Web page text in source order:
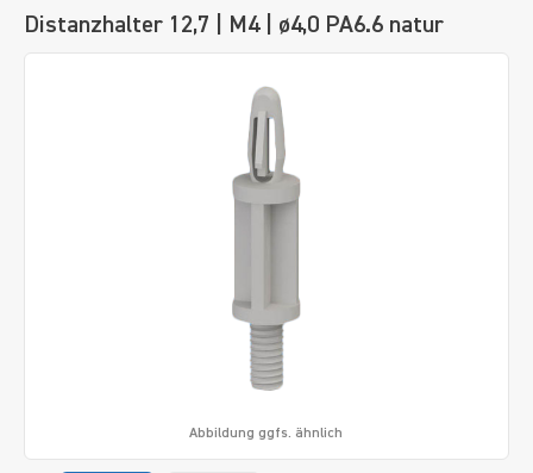
Distanzhalter 12,7 | M4 | ø4,0 PA6.6 natur
Abbildung ggfs. ähnlich